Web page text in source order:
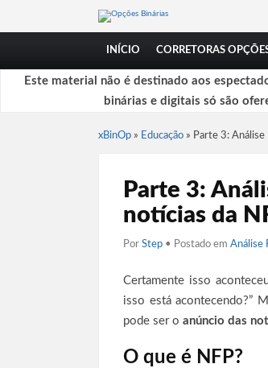
INÍCIO CORRETORAS
Este material não é destinado aos
binárias e digitais só são
xBinOp » Educação » Parte 3:
Parte 3:
notícias da
Por Step • Postado em Análise
Certamente isso
isso está acontecendo?”
pode ser o anúncio das
O que é NFP?